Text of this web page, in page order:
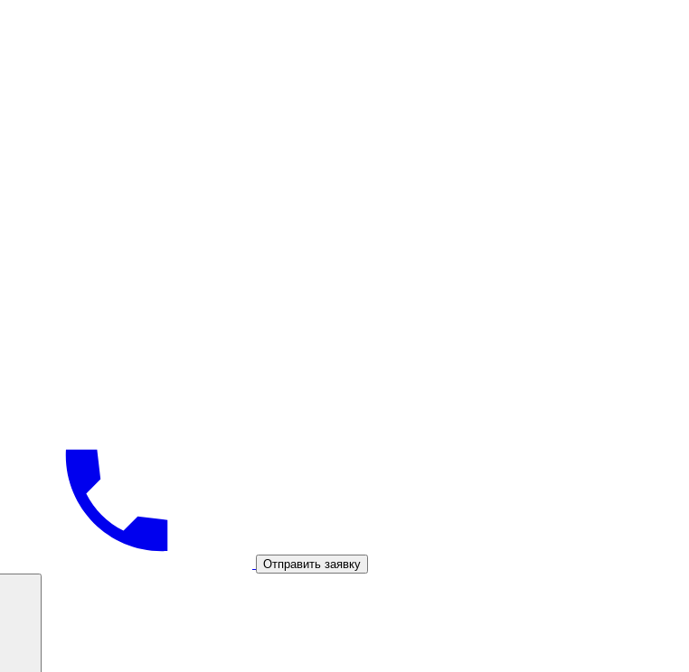
Отправить заявку